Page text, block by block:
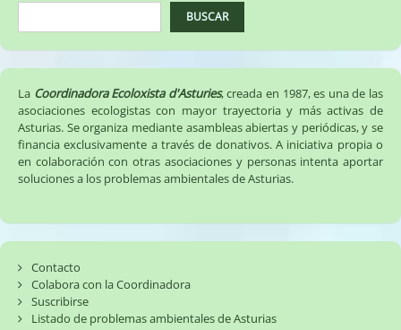
BUSCAR
La Coordinadora Ecoloxista d'Asturies, creada en 1987, es una de las
asociaciones ecologistas con mayor trayectoria y más activas de
Asturias. Se organiza mediante asambleas abiertas y periódicas, y se
financia exclusivamente a través de donativos. A iniciativa propia o
en colaboración con otras asociaciones y personas intenta aportar
soluciones a los problemas ambientales de Asturias.
Contacto
Colabora con la Coordinadora
Suscribirse
Listado de problemas ambientales de Asturias